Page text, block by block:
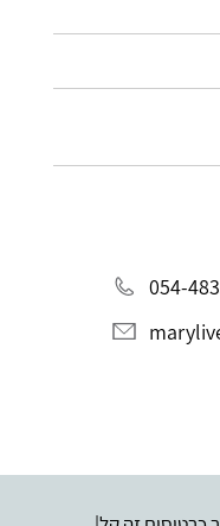
054-